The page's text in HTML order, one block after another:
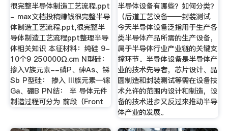
很完整半导体制造工艺流程.ppt
- max文档投稿赚钱很完整半导
体制造工艺流程.ppt,很完整半
导体制造工艺流程ppt整理半导
体相关知识 本征材料：纯硅 9-
10个9 250000Ω.cm N型硅：
掺入V族元素--磷P、砷As、锑
Sb P型硅： 掺入 III族元素—镓
Ga、硼B PN结： 半 导体元件
制造过程可分为 前段（Front
半导体设备有哪些？如何分类？
（后道工艺设备——封装测试
今天半导体设备泛指用于生产各
类半导体产品所需的生产设备，
属于半导体行业产业链的关键支
撑环节。半导体设备是半导体产
业的技术先导者，芯片设计、晶
圆制造和封装测试等需在设备技
术允许的范围内设计和制造，设
备的技术进步又反过来推动半导
体产业的发展。